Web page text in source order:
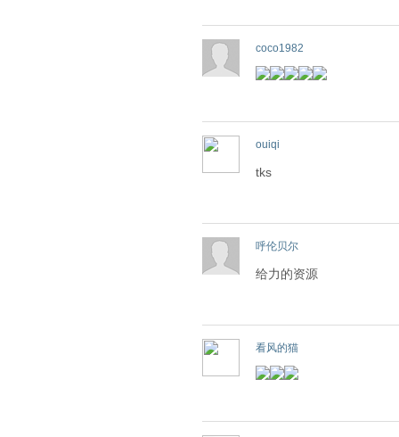
coco1982
ouiqi
tks
呼伦贝尔
给力的资源
看风的猫